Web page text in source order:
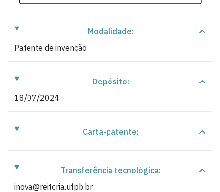
Modalidade:
Patente de invenção
Depósito:
18/07/2024
Carta-patente:
Transferência tecnológica:
inova@reitoria.ufpb.br